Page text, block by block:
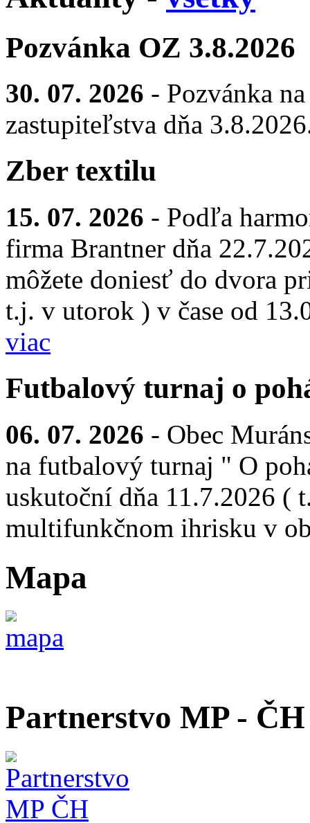
Pozvánka OZ 3.8.2026
30. 07. 2026 - Pozvánka
zastupiteľstva dňa
Zber textilu
15. 07. 2026 - Podľa
firma Brantner dňa
môžete doniesť do dvora
t.j. v utorok ) v čase od
viac
Futbalový turnaj o
06. 07. 2026 - Obec
na futbalový turnaj " O
uskutoční dňa 11.7.2026 (
multifunkčnom ihrisku v
Mapa
Partnerstvo MP - ČH